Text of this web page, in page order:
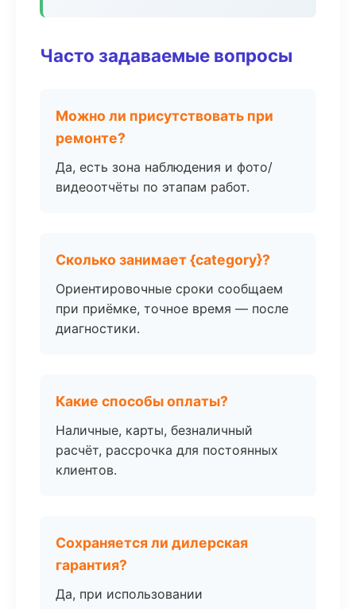
Часто задаваемые вопросы
Можно ли присутствовать при
ремонте?
Да, есть зона наблюдения и фото/
видеоотчёты по этапам работ.
Сколько занимает {category}?
Ориентировочные сроки сообщаем
при приёмке, точное время — после
диагностики.
Какие способы оплаты?
Наличные, карты, безналичный
расчёт, рассрочка для постоянных
клиентов.
Сохраняется ли дилерская
гарантия?
Да, при использовании